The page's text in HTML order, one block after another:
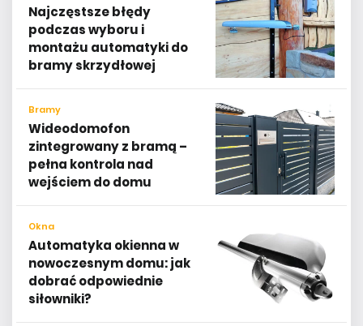
Najczęstsze błędy
podczas wyboru i
montażu automatyki do
bramy skrzydłowej
Bramy
Wideodomofon
zintegrowany z bramą –
pełna kontrola nad
wejściem do domu
Okna
Automatyka okienna w
nowoczesnym domu: jak
dobrać odpowiednie
siłowniki?